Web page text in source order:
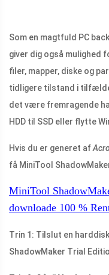
Som en magtfuld PC
giver dig også mulighed
filer, mapper, diske og
tidligere tilstand i
det være fremragende
HDD til SSD eller flytte
Hvis du er generet af
få MiniTool
MiniTool
downloade 100 %
Trin 1: Tilslut en
ShadowMaker Trial